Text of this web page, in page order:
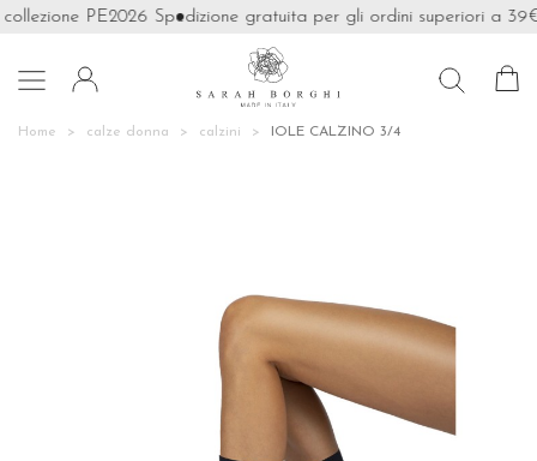
PE2026 Spedizione gratuita per gli ordini superiori a 39€

Home calze donna calzini IOLE CALZINO 3/4